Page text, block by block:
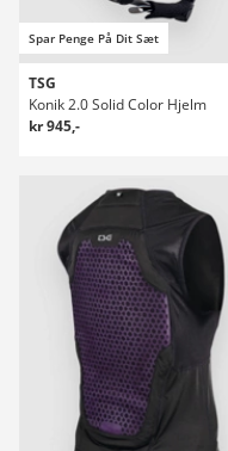
Spar Penge På Dit Sæt
TSG
Konik 2.0 Solid Color Hjelm
kr 945,-